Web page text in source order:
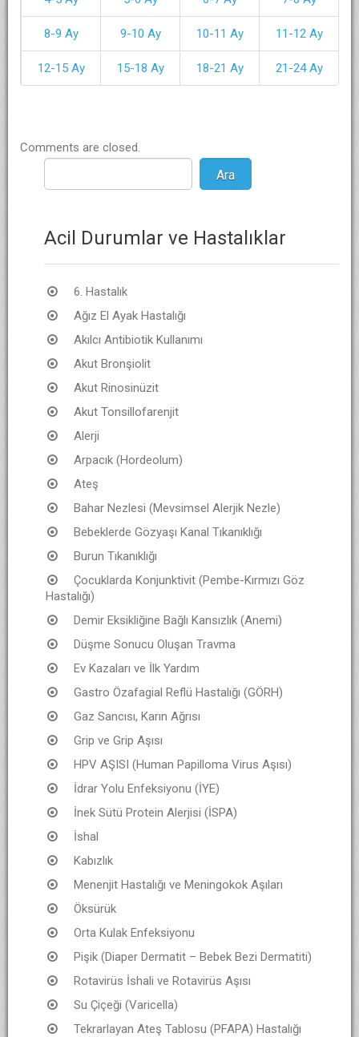
8-9 Ay 9-10 Ay 10-11 Ay 11-12 Ay
12-15 Ay 15-18 Ay 18-21 Ay 21-24 Ay
Comments are closed.
Acil Durumlar ve Hastalıklar
6. Hastalık
Ağız El Ayak Hastalığı
Akılcı Antibiotik Kullanımı
Akut Bronşiolit
Akut Rinosinüzit
Akut Tonsillofarenjit
Alerji
Arpacık (Hordeolum)
Ateş
Bahar Nezlesi (Mevsimsel Alerjik Nezle)
Bebeklerde Gözyaşı Kanal Tıkanıklığı
Burun Tıkanıklığı
Çocuklarda Konjunktivit (Pembe-Kırmızı Göz
Hastalığı)
Demir Eksikliğine Bağlı Kansızlık (Anemi)
Düşme Sonucu Oluşan Travma
Ev Kazaları ve İlk Yardım
Gastro Özafagial Reflü Hastalığı (GÖRH)
Gaz Sancısı, Karın Ağrısı
Grip ve Grip Aşısı
HPV AŞISI (Human Papilloma Virus Aşısı)
İdrar Yolu Enfeksiyonu (İYE)
İnek Sütü Protein Alerjisi (İSPA)
İshal
Kabızlık
Menenjit Hastalığı ve Meningokok Aşıları
Öksürük
Orta Kulak Enfeksiyonu
Pişik (Diaper Dermatit – Bebek Bezi Dermatiti)
Rotavirüs İshali ve Rotavirüs Aşısı
Su Çiçeği (Varicella)
Tekrarlayan Ateş Tablosu (PFAPA) Hastalığı